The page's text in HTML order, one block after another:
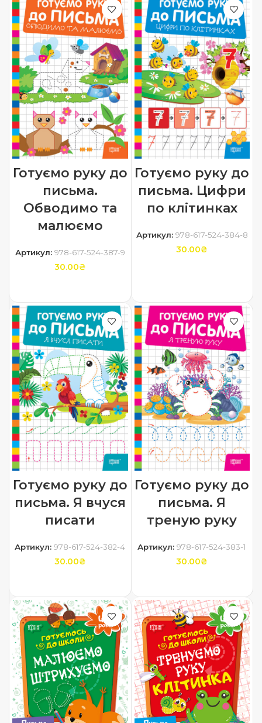
Готуємо руку до
письма.
Обводимо та
малюємо
Артикул: 978-617-524-387-9
30.00₴
Готуємо руку до
письма. Цифри
по клітинках
Артикул: 978-617-524-384-8
30.00₴
Готуємо руку до
письма. Я вчуся
писати
Артикул:978-617-524-382-4
30.00₴
Готуємо руку до
письма. Я
треную руку
Артикул:978-617-524-383-1
30.00₴